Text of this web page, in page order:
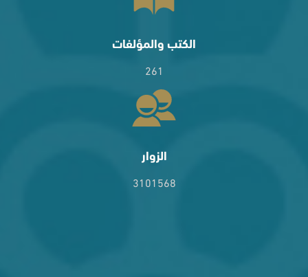
الكتب والمؤلفات
261
الزوار
3101568